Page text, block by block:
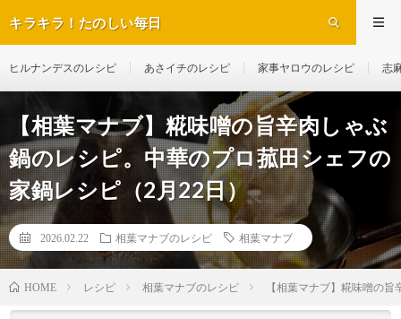
キラキラ！たのしい毎日
ヒルナンデスのレシピ あさイチのレシピ 家事ヤロウのレシピ 志
【相葉マナブ】糀味噌の旨辛肉しゃぶ
鍋のレシピ。中華のプロ菰田シェフの
家鍋レシピ（2月22日）
2026.02.22 相葉マナブのレシピ 相葉マナブ
HOME レシピ 相葉マナブのレシピ 【相葉マナブ】糀味噌の